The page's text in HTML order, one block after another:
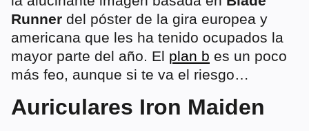
Runner del póster de la gira europea y
americana que les ha tenido ocupados la
mayor parte del año. El plan b es un poco
más feo, aunque si te va el riesgo…
Auriculares Iron Maiden